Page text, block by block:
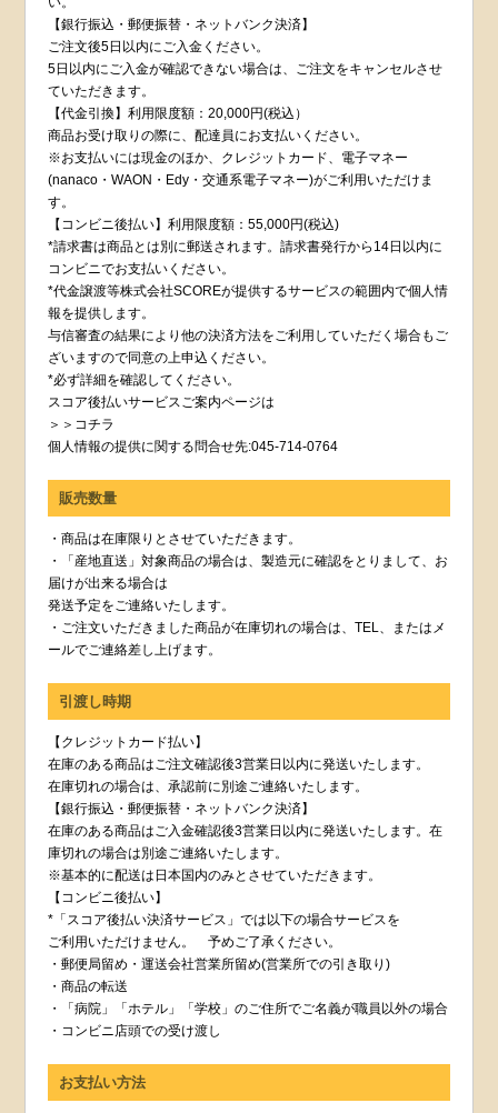
【銀行振込・郵便振替・ネットバンク決済】
ご注文後5日以内にご入金ください。
5日以内にご入金が確認できない場合は、ご注文をキャンセルさせ
ていただきます。
【代金引換】利用限度額：20,000円(税込）
商品お受け取りの際に、配達員にお支払いください。
※お支払いには現金のほか、クレジットカード、電子マネー
(nanaco・WAON・Edy・交通系電子マネー)がご利用いただけま
す。
【コンビニ後払い】利用限度額：55,000円(税込)
*請求書は商品とは別に郵送されます。請求書発行から14日以内に
コンビニでお支払いください。
*代金譲渡等株式会社SCOREが提供するサービスの範囲内で個人情
報を提供します。
与信審査の結果により他の決済方法をご利用していただく場合もご
ざいますので同意の上申込ください。
*必ず詳細を確認してください。
スコア後払いサービスご案内ページは
＞＞コチラ
個人情報の提供に関する問合せ先:045-714-0764
販売数量
・商品は在庫限りとさせていただきます。
・「産地直送」対象商品の場合は、製造元に確認をとりまして、お
届けが出来る場合は
発送予定をご連絡いたします。
・ご注文いただきました商品が在庫切れの場合は、TEL、またはメ
ールでご連絡差し上げます。
引渡し時期
【クレジットカード払い】
在庫のある商品はご注文確認後3営業日以内に発送いたします。
在庫切れの場合は、承認前に別途ご連絡いたします。
【銀行振込・郵便振替・ネットバンク決済】
在庫のある商品はご入金確認後3営業日以内に発送いたします。在
庫切れの場合は別途ご連絡いたします。
※基本的に配送は日本国内のみとさせていただきます。
【コンビニ後払い】
*「スコア後払い決済サービス」では以下の場合サービスを
ご利用いただけません。 予めご了承ください。
・郵便局留め・運送会社営業所留め(営業所での引き取り)
・商品の転送
・「病院」「ホテル」「学校」のご住所でご名義が職員以外の場合
・コンビニ店頭での受け渡し
お支払い方法